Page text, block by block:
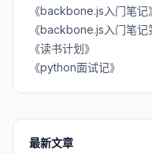
《backbone.js入门笔记
《backbone.js入门笔记
《读书计划》
《python面试记》
最新文章